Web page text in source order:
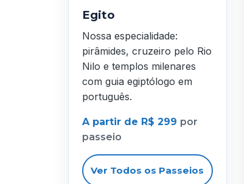
Egito
Nossa especialidade:
pirâmides, cruzeiro pelo Rio
Nilo e templos milenares
com guia egiptólogo em
português.
A partir de R$ 299 por
passeio
Ver Todos os Passeios